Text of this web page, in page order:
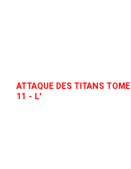
ATTAQUE DES TITANS TOME
11 - L'